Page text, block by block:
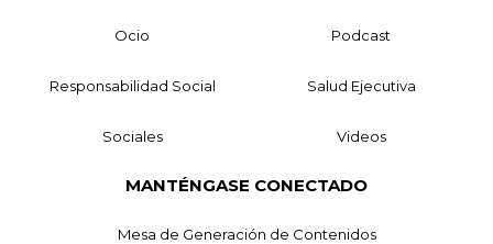
Ocio Podcast
Responsabilidad Social Salud Ejecutiva
Sociales Videos
MANTÉNGASE CONECTADO
Mesa de Generación de Contenidos